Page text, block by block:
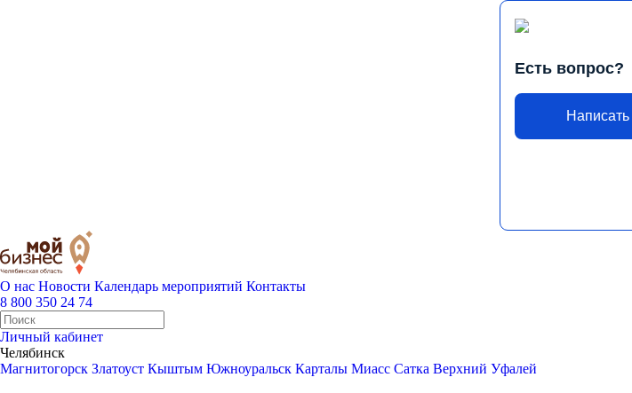
Есть вопрос?
Написать
О нас Новости Календарь мероприятий Контакты
8 800 350 24 74
Личный кабинет
Челябинск
Магнитогорск Златоуст Кыштым Южноуральск Карталы Миасс Сатка Верхний Уфалей